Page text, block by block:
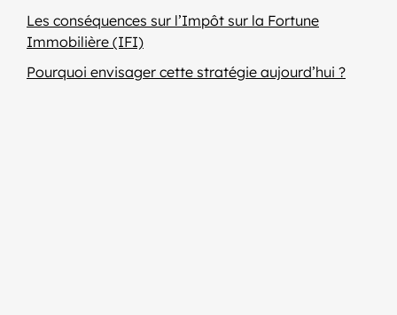
Les conséquences sur l’Impôt sur la Fortune
Immobilière (IFI)
Pourquoi envisager cette stratégie aujourd’hui ?